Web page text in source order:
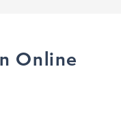
Online